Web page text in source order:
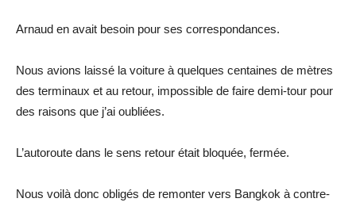
Arnaud en avait besoin pour ses correspondances.
Nous avions laissé la voiture à quelques centaines de mètres
des terminaux et au retour, impossible de faire demi-tour pour
des raisons que j’ai oubliées.
L’autoroute dans le sens retour était bloquée, fermée.
Nous voilà donc obligés de remonter vers Bangkok à contre-